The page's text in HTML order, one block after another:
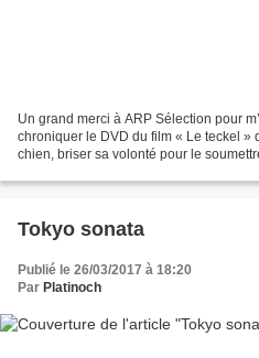
Un grand merci à ARP Sélection pour
chroniquer le DVD du film « Le teckel »
chien, briser sa volonté pour le
Tokyo sonata
Publié le 26/03/2017 à 18:20
Par Platinoch